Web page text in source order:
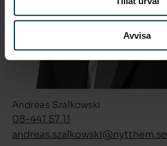
Avvisa
Andreas Szalkowski
08-441 57 11
andreas.szalkowski­@nytthem.se